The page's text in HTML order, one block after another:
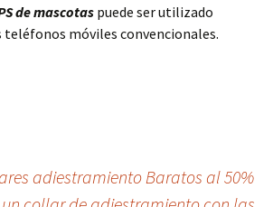
de mascotas puede ser utilizado
móviles convencionales.
adiestramiento Baratos al 50%